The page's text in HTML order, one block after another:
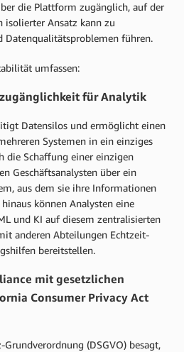
die Plattform zugänglich, auf der
isolierter Ansatz kann zu
Datenqualitätsproblemen führen.
umfassen:
für Analytik
Datensilos und ermöglicht einen
Systemen in ein einziges
die Schaffung einer einzigen
Geschäftsanalysten über ein
aus dem sie ihre Informationen
können Analysten eine
und KI auf diesem zentralisierten
anderen Abteilungen Echtzeit-
bereitstellen.
mit gesetzlichen
Consumer Privacy Act
(DSGVO) besagt,